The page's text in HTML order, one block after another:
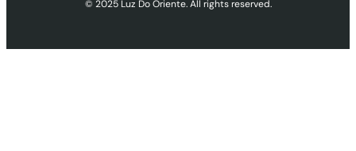
© 2025 Luz Do Oriente. All rights reserved.